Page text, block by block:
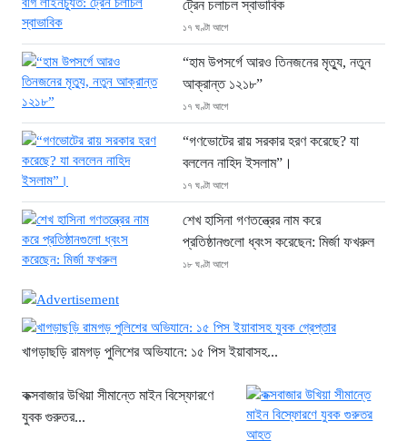
ট্রেন চলাচল স্বাভাবিক
১৭ ঘণ্টা আগে
“হাম উপসর্গে আরও তিনজনের মৃত্যু, নতুন
আক্রান্ত ১২১৮”
১৭ ঘণ্টা আগে
“গণভোটের রায় সরকার হরণ করেছে? যা
বললেন নাহিদ ইসলাম”।
১৭ ঘণ্টা আগে
শেখ হাসিনা গণতন্ত্রের নাম করে
প্রতিষ্ঠানগুলো ধ্বংস করেছেন: মির্জা ফখরুল
১৮ ঘণ্টা আগে
স্কুলে আরও ৭ জনকে হত্যা
১৮ ঘণ্টা আগে
৮টি তাজা প্রাণ, হাসপাতালে ২৫
খাগড়াছড়ি রামগড় পুলিশের অভিযানে: ১৫ পিস ইয়াবাসহ...
কক্সবাজার উখিয়া সীমান্তে মাইন বিস্ফোরণে
যুবক গুরুতর...